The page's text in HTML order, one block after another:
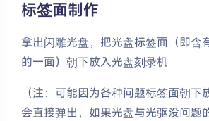
标签面制作
拿出闪雕光盘，把光盘标签面（即含
的一面）朝下放入光盘刻录机
（注：可能因为各种问题标签面朝下
会直接弹出，如果光盘与光驱没问题